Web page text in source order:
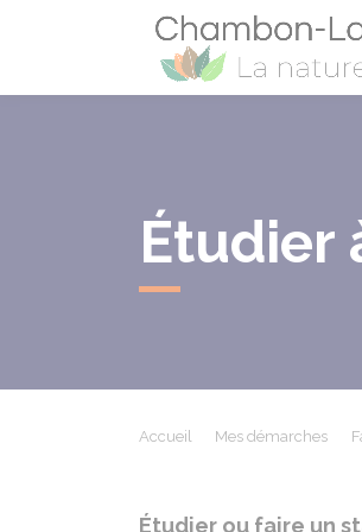
Étudier
Accueil Mes démarches
Étudier ou faire un